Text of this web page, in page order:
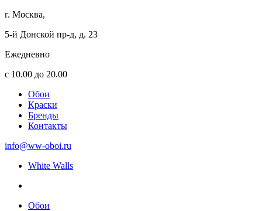
г. Москва,
5-й Донской пр-д, д. 23
Ежедневно
с 10.00 до 20.00
Обои
Краски
Бренды
Контакты
info@ww-oboi.ru
White Walls
Обои